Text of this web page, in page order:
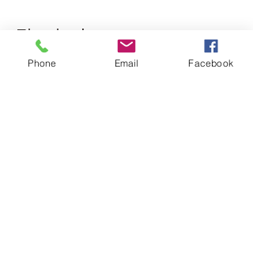
Eintrittskarten
Phone Email Facebook